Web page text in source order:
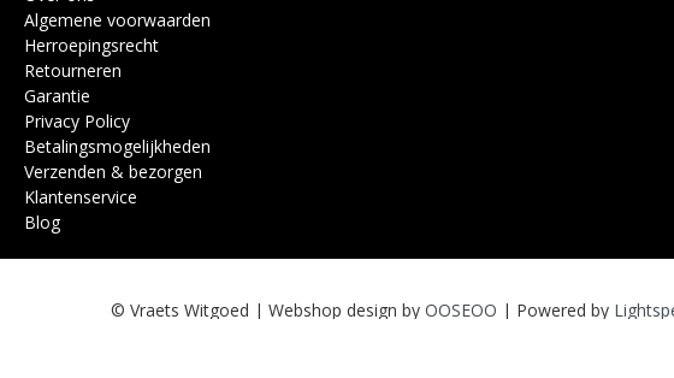
Algemene voorwaarden
Herroepingsrecht
Retourneren
Garantie
Privacy Policy
Betalingsmogelijkheden
Verzenden & bezorgen
Klantenservice
Blog
© Vraets Witgoed | Webshop design by OOSEOO | Powered by